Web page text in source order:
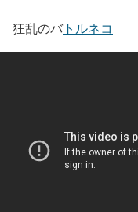
狂乱のバトルネコ